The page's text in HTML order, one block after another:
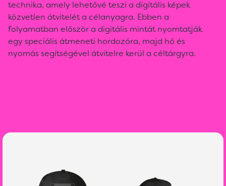
technika, amely lehetővé teszi a digitális képek
közvetlen átvitelét a célanyagra. Ebben a
folyamatban először a digitális mintát nyomtatják
egy speciális átmeneti hordozóra, majd hő és
nyomás segítségével átvitelre kerül a céltárgyra.